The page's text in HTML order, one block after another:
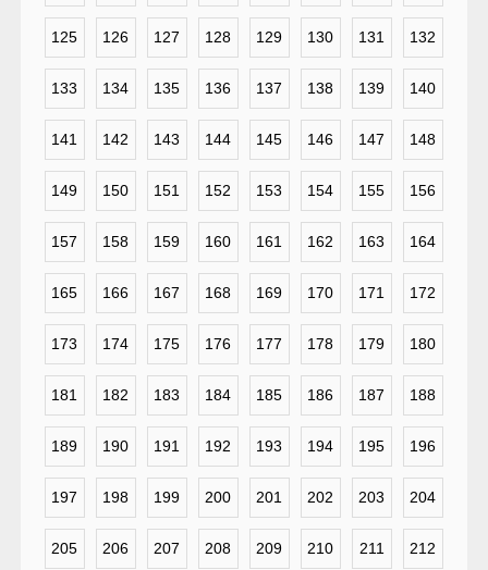
125 126 127 128 129 130 131 132
133 134 135 136 137 138 139 140
141 142 143 144 145 146 147 148
149 150 151 152 153 154 155 156
157 158 159 160 161 162 163 164
165 166 167 168 169 170 171 172
173 174 175 176 177 178 179 180
181 182 183 184 185 186 187 188
189 190 191 192 193 194 195 196
197 198 199 200 201 202 203 204
205 206 207 208 209 210 211 212